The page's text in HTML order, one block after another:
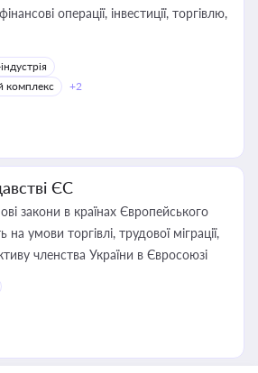
операції, інвестиції, торгівлю,
комплекс
+2
ЄС
закони в країнах Європейського
членства України в Євросоюзі